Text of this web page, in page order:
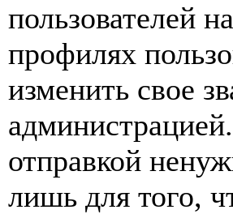
пользователей
профилях
изменить свое
отправкой
лишь для того,